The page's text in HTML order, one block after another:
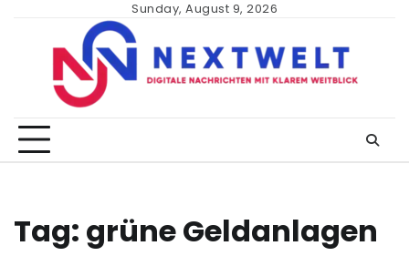
content
Sunday, August 9, 2026
Tag: grüne Geldanlagen